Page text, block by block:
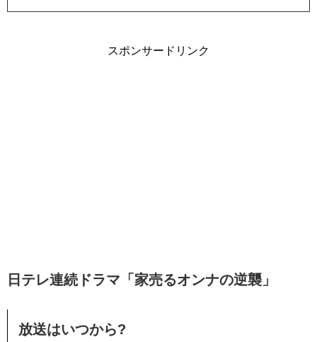
スポンサードリンク
日テレ連続ドラマ「家売るオンナの逆襲」
放送はいつから?